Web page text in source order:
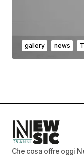
gallery news
Che cosa offre oggi